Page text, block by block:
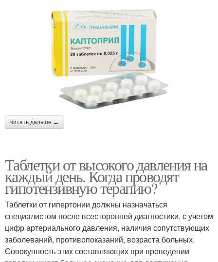
читать дальше →
Таблетки от высокого давления на
каждый день. Когда проводят
гипотензивную терапию?
Таблетки от гипертонии должны назначаться
специалистом после всесторонней диагностики, с учетом
цифр артериального давления, наличия сопутствующих
заболеваний, противопоказаний, возраста больных.
Совокупность этих составляющих при проведении